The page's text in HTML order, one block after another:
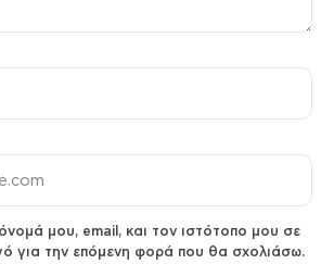
μου, email, και τον ιστότοπο μου σε
για την επόμενη φορά που θα σχολιάσω.